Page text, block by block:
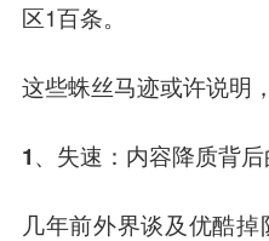
区1百条。
这些蛛丝马迹或许说明
1、失速：内容降质背
几年前外界谈及优酷